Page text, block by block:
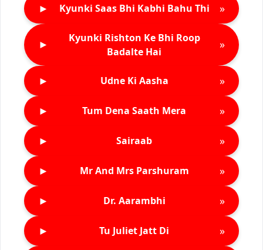
► Kyunki Saas Bhi Kabhi Bahu Thi »
►
Kyunki Rishton Ke Bhi Roop
Badalte Hai
»
► Udne Ki Aasha »
► Tum Dena Saath Mera »
► Sairaab »
► Mr And Mrs Parshuram »
► Dr. Aarambhi »
► Tu Juliet Jatt Di »